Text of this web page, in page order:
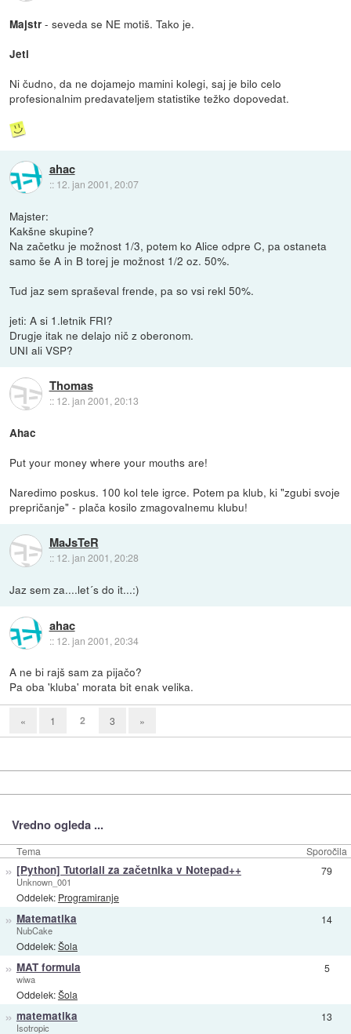
Majstr - seveda se NE motiš. Tako je.
Jeti
Ni čudno, da ne dojamejo mamini kolegi, saj je bilo celo
profesionalnim predavateljem statistike težko dopovedat.
ahac
:: 12. jan 2001, 20:07
Majster:
Kakšne skupine?
Na začetku je možnost 1/3, potem ko Alice odpre C, pa ostaneta
samo še A in B torej je možnost 1/2 oz. 50%.
Tud jaz sem spraševal frende, pa so vsi rekl 50%.
jeti: A si 1.letnik FRI?
Drugje itak ne delajo nič z oberonom.
UNI ali VSP?
Thomas
:: 12. jan 2001, 20:13
Ahac
Put your money where your mouths are!
Naredimo poskus. 100 kol tele igrce. Potem pa klub, ki "zgubi svoje
prepričanje" - plača kosilo zmagovalnemu klubu!
MaJsTeR
:: 12. jan 2001, 20:28
Jaz sem za....let´s do it...:)
ahac
:: 12. jan 2001, 20:34
A ne bi rajš sam za pijačo?
Pa oba 'kluba' morata bit enak velika.
« 1 2 3 »
Vredno ogleda ...
Tema Sporočila
» [Python] Tutoriali za začetnika v Notepad++
Unknown_001
Oddelek: Programiranje
79
» Matematika
NubCake
Oddelek:Šola
14
» MAT formula
wiwa
Oddelek:Šola
5
» matematika
Isotropic
13